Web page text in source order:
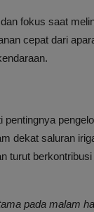
fokus saat
cepat dari
dekat saluran
turut
pada malam